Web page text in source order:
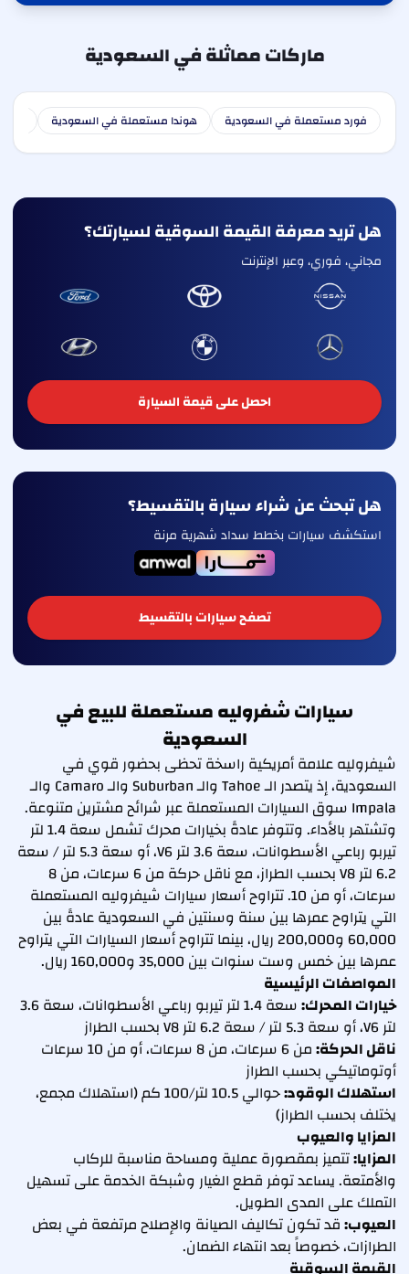
ماركات مماثلة في السعودية
فورد مستعملة في السعودية هوندا مستعملة في السعودية
هل تريد معرفة القيمة السوقية لسيارتك؟
مجاني، فوري، وعبر الإنترنت
احصل على قيمة السيارة
هل تبحث عن شراء سيارة بالتقسيط؟
استكشف سيارات بخطط سداد شهرية مرنة
تصفح سيارات بالتقسيط
سيارات شفروليه مستعملة للبيع في
السعودية
شيفروليه علامة أمريكية راسخة تحظى بحضور قوي في
السعودية، إذ يتصدر الـ Tahoe والـ Suburban والـ Camaro والـ
Impala سوق السيارات المستعملة عبر شرائح مشترين متنوعة.
وتشتهر بالأداء. وتتوفر عادةً بخيارات محرك تشمل سعة 1.4 لتر
تيربو رباعي الأسطوانات، سعة 3.6 لتر V6، أو سعة 5.3 لتر / سعة
6.2 لتر V8 بحسب الطراز، مع ناقل حركة من 6 سرعات، من 8
سرعات، أو من 10. تتراوح أسعار سيارات شيفروليه المستعملة
التي يتراوح عمرها بين سنة وسنتين في السعودية عادةً بين
60,000 و200,000 ريال، بينما تتراوح أسعار السيارات التي يتراوح
عمرها بين خمس وست سنوات بين 35,000 و160,000 ريال.
المواصفات الرئيسية
خيارات المحرك:
سعة 1.4 لتر تيربو رباعي الأسطوانات، سعة 3.6
لتر V6، أو سعة 5.3 لتر / سعة 6.2 لتر V8 بحسب الطراز
ناقل الحركة:
من 6 سرعات، من 8 سرعات، أو من 10 سرعات
أوتوماتيكي بحسب الطراز
استهلاك الوقود:
حوالي 10.5 لتر/100 كم (استهلاك مجمع،
يختلف بحسب الطراز)
المزايا والعيوب
المزايا:تتميز بمقصورة عملية ومساحة مناسبة للركاب
والأمتعة. يساعد توفر قطع الغيار وشبكة الخدمة على تسهيل
التملك على المدى الطويل.
العيوب:قد تكون تكاليف الصيانة والإصلاح مرتفعة في بعض
الطرازات، خصوصاً بعد انتهاء الضمان.